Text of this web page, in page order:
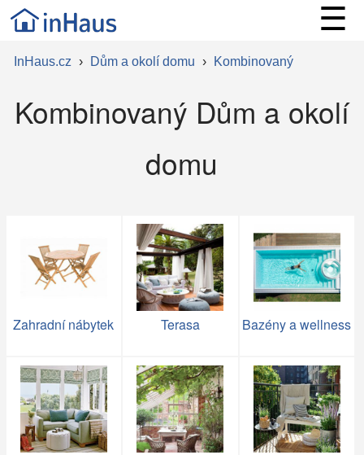
☰
InHaus.cz › Dům a okolí domu › Kombinovaný
Kombinovaný Dům a okolí
domu
Zahradní nábytek Terasa Bazény a wellness